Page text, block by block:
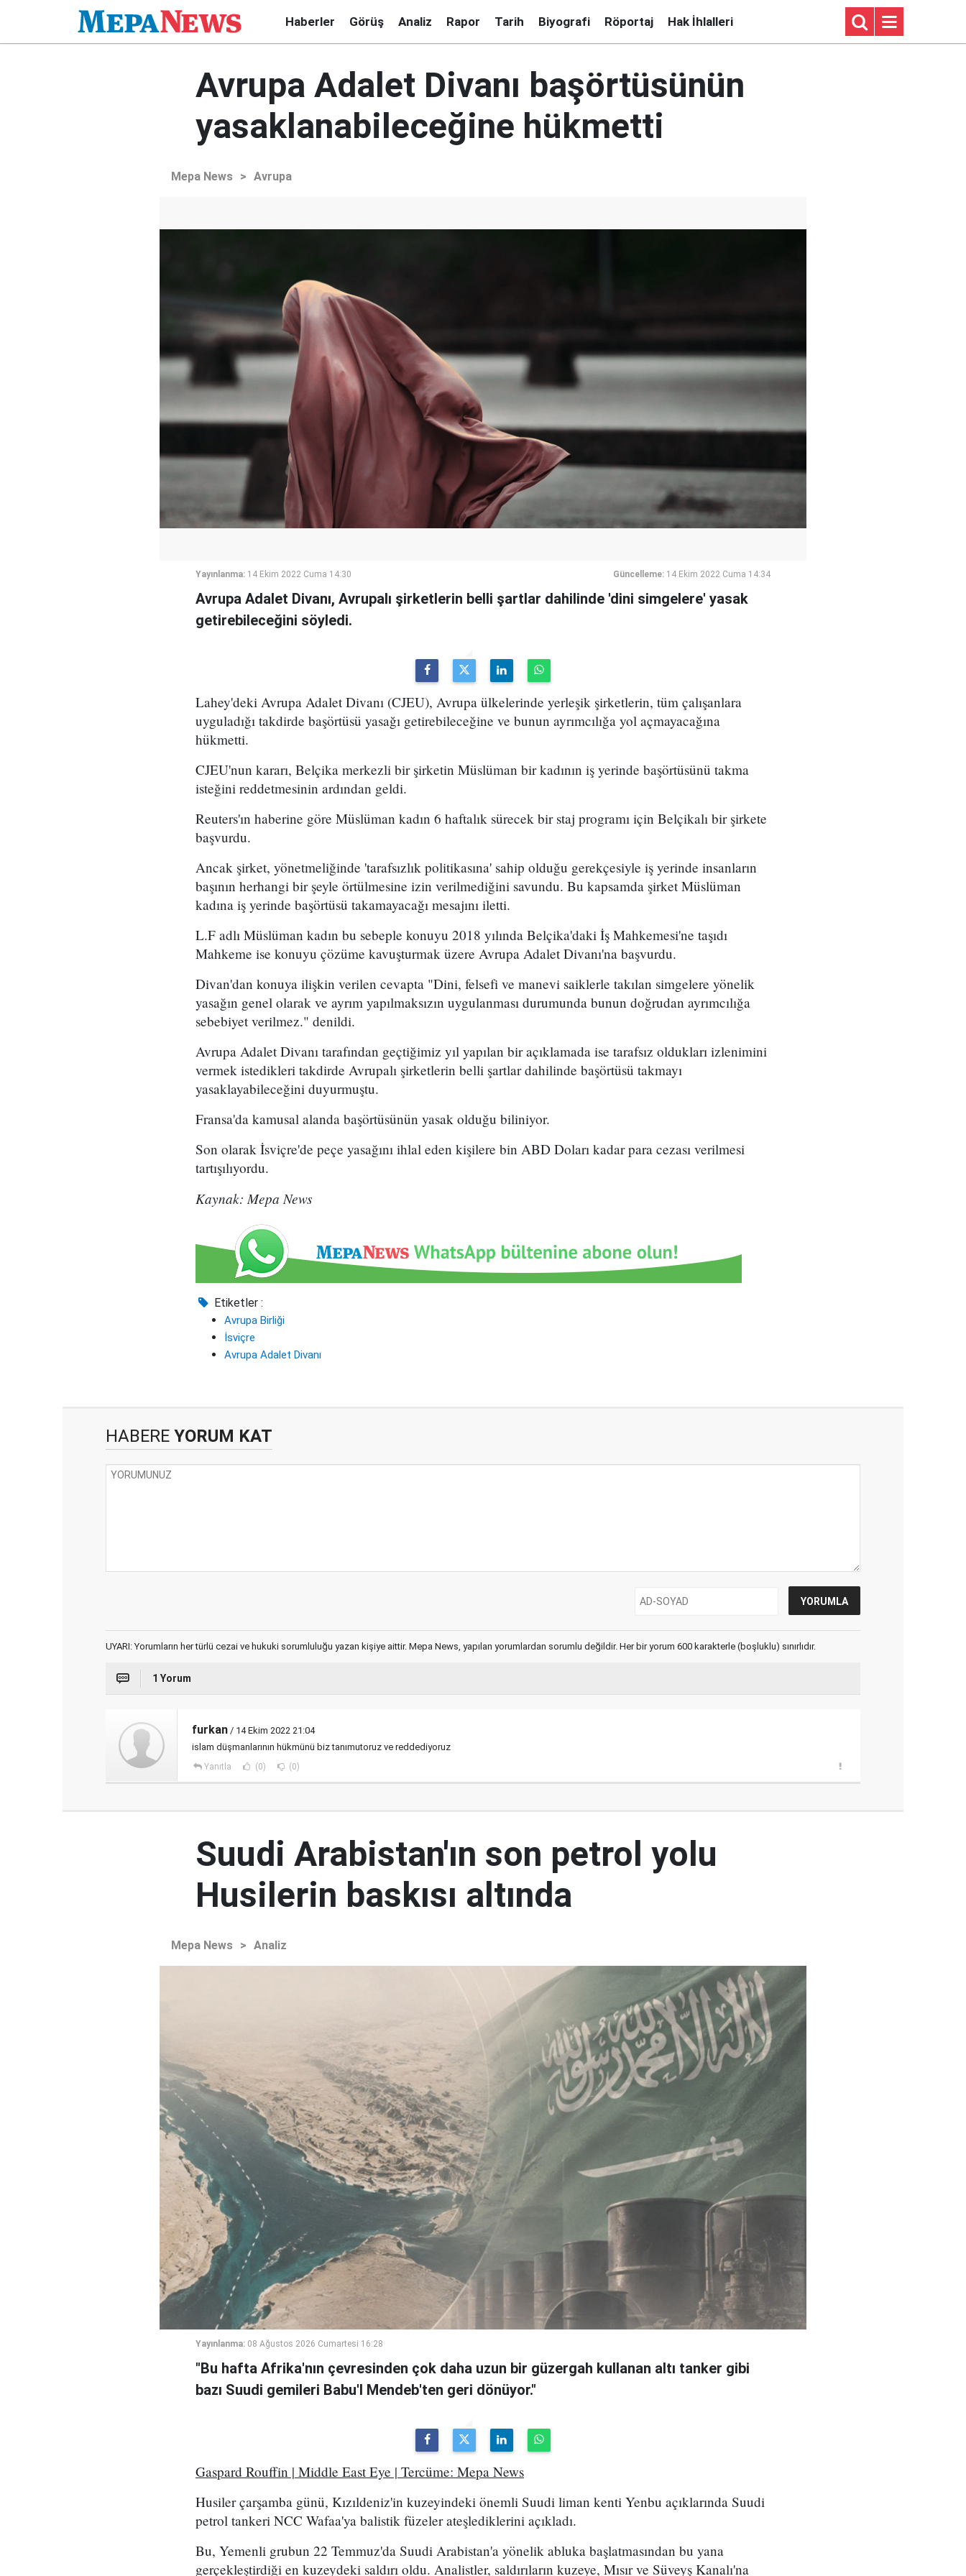
Haberler Görüş Analiz Rapor Tarih Biyografi Röportaj Hak İhlalleri
Avrupa Adalet Divanı başörtüsünün
yasaklanabileceğine hükmetti
Mepa News > Avrupa
Yayınlanma: 14 Ekim 2022 Cuma 14:30 Güncelleme: 14 Ekim 2022 Cuma 14:34
Avrupa Adalet Divanı, Avrupalı şirketlerin belli şartlar dahilinde 'dini simgelere' yasak
getirebileceğini söyledi.
Lahey'deki Avrupa Adalet Divanı (CJEU), Avrupa ülkelerinde yerleşik şirketlerin, tüm çalışanlara
uyguladığı takdirde başörtüsü yasağı getirebileceğine ve bunun ayrımcılığa yol açmayacağına
hükmetti.
CJEU'nun kararı, Belçika merkezli bir şirketin Müslüman bir kadının iş yerinde başörtüsünü takma
isteğini reddetmesinin ardından geldi.
Reuters'ın haberine göre Müslüman kadın 6 haftalık sürecek bir staj programı için Belçikalı bir şirkete
başvurdu.
Ancak şirket, yönetmeliğinde 'tarafsızlık politikasına' sahip olduğu gerekçesiyle iş yerinde insanların
başının herhangi bir şeyle örtülmesine izin verilmediğini savundu. Bu kapsamda şirket Müslüman
kadına iş yerinde başörtüsü takamayacağı mesajını iletti.
L.F adlı Müslüman kadın bu sebeple konuyu 2018 yılında Belçika'daki İş Mahkemesi'ne taşıdı
Mahkeme ise konuyu çözüme kavuşturmak üzere Avrupa Adalet Divanı'na başvurdu.
Divan'dan konuya ilişkin verilen cevapta "Dini, felsefi ve manevi saiklerle takılan simgelere yönelik
yasağın genel olarak ve ayrım yapılmaksızın uygulanması durumunda bunun doğrudan ayrımcılığa
sebebiyet verilmez." denildi.
Avrupa Adalet Divanı tarafından geçtiğimiz yıl yapılan bir açıklamada ise tarafsız oldukları izlenimini
vermek istedikleri takdirde Avrupalı şirketlerin belli şartlar dahilinde başörtüsü takmayı
yasaklayabileceğini duyurmuştu.
Fransa'da kamusal alanda başörtüsünün yasak olduğu biliniyor.
Son olarak İsviçre'de peçe yasağını ihlal eden kişilere bin ABD Doları kadar para cezası verilmesi
tartışılıyordu.
Kaynak: Mepa News
Etiketler :
Avrupa Birliği
İsviçre
Avrupa Adalet Divanı
HABERE YORUM KAT
UYARI: Yorumların her türlü cezai ve hukuki sorumluluğu yazan kişiye aittir. Mepa News, yapılan yorumlardan sorumlu değildir. Her bir yorum 600 karakterle (boşluklu) sınırlıdır.
1 Yorum
furkan / 14 Ekim 2022 21:04
islam düşmanlarının hükmünü biz tanımutoruz ve reddediyoruz
Yanıtla (0) (0)
Suudi Arabistan'ın son petrol yolu
Husilerin baskısı altında
Mepa News > Analiz
Yayınlanma: 08 Ağustos 2026 Cumartesi 16:28
"Bu hafta Afrika'nın çevresinden çok daha uzun bir güzergah kullanan altı tanker gibi
bazı Suudi gemileri Babu'l Mendeb'ten geri dönüyor."
Gaspard Rouffin | Middle East Eye | Tercüme: Mepa News
Husiler çarşamba günü, Kızıldeniz'in kuzeyindeki önemli Suudi liman kenti Yenbu açıklarında Suudi
petrol tankeri NCC Wafaa'ya balistik füzeler ateşlediklerini açıkladı.
Bu, Yemenli grubun 22 Temmuz'da Suudi Arabistan'a yönelik abluka başlatmasından bu yana
gerçekleştirdiği en kuzeydeki saldırı oldu. Analistler, saldırıların kuzeye, Mısır ve Süveyş Kanalı'na